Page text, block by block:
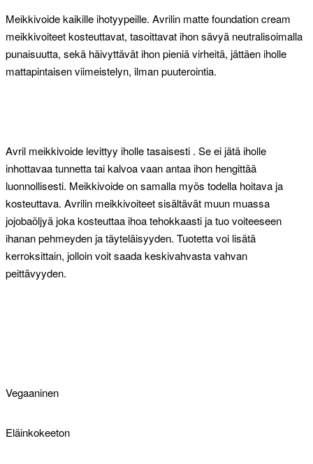
Meikkivoide kaikille ihotyypeille. Avrilin matte foundation cream
meikkivoiteet kosteuttavat, tasoittavat ihon sävyä neutralisoimalla
punaisuutta, sekä häivyttävät ihon pieniä virheitä, jättäen iholle
mattapintaisen viimeistelyn, ilman puuterointia.
Avril meikkivoide levittyy iholle tasaisesti . Se ei jätä iholle
inhottavaa tunnetta tai kalvoa vaan antaa ihon hengittää
luonnollisesti. Meikkivoide on samalla myös todella hoitava ja
kosteuttava. Avrilin meikkivoiteet sisältävät muun muassa
jojobaöljyä joka kosteuttaa ihoa tehokkaasti ja tuo voiteeseen
ihanan pehmeyden ja täyteläisyyden. Tuotetta voi lisätä
kerroksittain, jolloin voit saada keskivahvasta vahvan
peittävyyden.
Vegaaninen
Eläinkokeeton